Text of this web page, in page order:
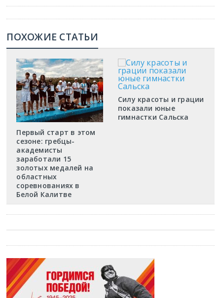
ПОХОЖИЕ СТАТЬИ
Первый старт в этом
сезоне: гребцы-
академисты
заработали 15
золотых медалей на
областных
соревнованиях в
Белой Калитве
Силу красоты и грации
показали юные
гимнастки Сальска